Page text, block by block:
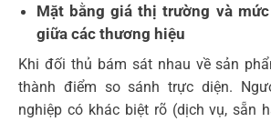
Mặt bằng giá thị trường và mức
giữa các thương hiệu
Khi đối thủ bám sát nhau về sản
thành điểm so sánh trực diện.
nghiệp có khác biệt rõ (dịch vụ, sẵn